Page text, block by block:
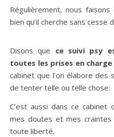
Régulièrement, nous faisons
bien qu’il cherche sans cesse
Disons que ce suivi psy
toutes les prises en charge
cabinet que l’on élabore des
de tenter telle ou telle chose.
C’est aussi dans ce cabinet
mes doutes et mes
toute liberté.